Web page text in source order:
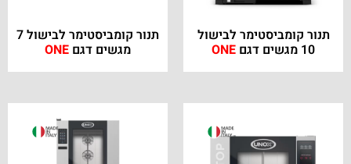
תנור קומביסטימר לבישול
10 מגשים דגם ONE
תנור קומביסטימר לבישול 7
מגשים דגםONE